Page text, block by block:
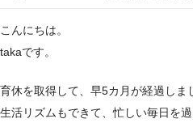
こんにちは。
takaです。
育休を取得して、早5カ月が経過しま
生活リズムもできて、忙しい毎日を過